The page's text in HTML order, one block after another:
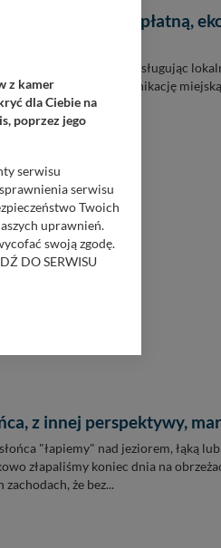
rozwija bezpłatną,
już po Kętrzynie, obsługując
bezpłatną komunikację
z innej perspektywy,
"łapiemy" nad jeziorem, łąką
złapaliśmy koniec dnia na
że bez...
z kamer
dla Ciebie na
poprzez jego
serwisu
serwisu
Twoich
uprawnień.
swoją zgodę.
DO SERWISU
z formularza
ul. Wiejska 17,
zabronić ich
w odniesieniu do
- w pewnych